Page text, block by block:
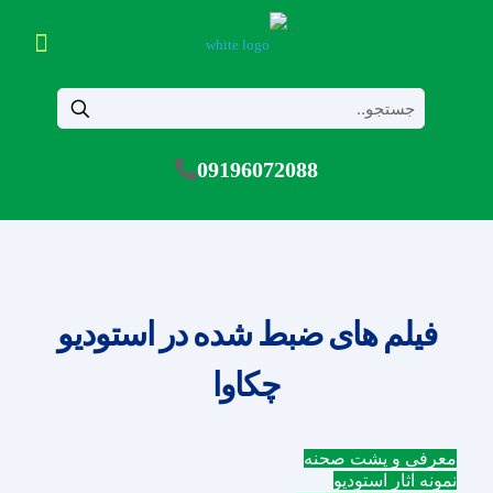
09196072088
فیلم های ضبط شده در استودیو
چکاوا
معرفی و پشت صحنه
نمونه آثار استودیو